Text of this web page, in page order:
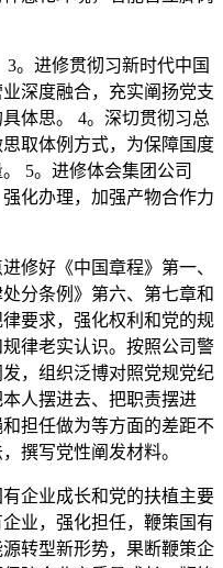
进修贯彻习新时代中国
深度融合，充实阐扬党支
体思。 4。深切贯彻习总
取体例方式，为保障国度
5。进修体会集团公司
化办理，加强产物合作力
好《中国章程》第一、
分条例》第六、第七章和
要求，强化权利和党的规
律老实认识。按照公司警
，组织泛博对照党规党纪
人摆进去、把职责摆进
担任做为等方面的差距不
撰写党性阐发材料。
企业成长和党的扶植主要
业，强化担任，鞭策国有
转型新形势，果断鞭策企